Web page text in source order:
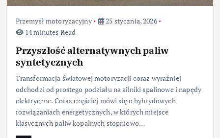
Przemysł motoryzacyjny
25 stycznia, 2026
14 minutes Read
Przyszłość alternatywnych paliw
syntetycznych
Transformacja światowej motoryzacji coraz wyraźniej
odchodzi od prostego podziału na silniki spalinowe i napędy
elektryczne. Coraz częściej mówi się o hybrydowych
rozwiązaniach energetycznych, w których miejsce
klasycznych paliw kopalnych stopniowo…